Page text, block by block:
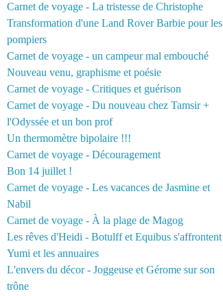
Carnet de voyage - La tristesse de Christophe
Transformation d'une Land Rover Barbie pour les
pompiers
Carnet de voyage - un campeur mal embouché
Nouveau venu, graphisme et poésie
Carnet de voyage - Critiques et guérison
Carnet de voyage - Du nouveau chez Tamsir +
l'Odyssée et un bon prof
Un thermomètre bipolaire !!!
Carnet de voyage - Découragement
Bon 14 juillet !
Carnet de voyage - Les vacances de Jasmine et
Nabil
Carnet de voyage - À la plage de Magog
Les rêves d'Heidi - Botulff et Equibus s'affrontent
Yumi et les annuaires
L'envers du décor - Joggeuse et Gérome sur son
trône